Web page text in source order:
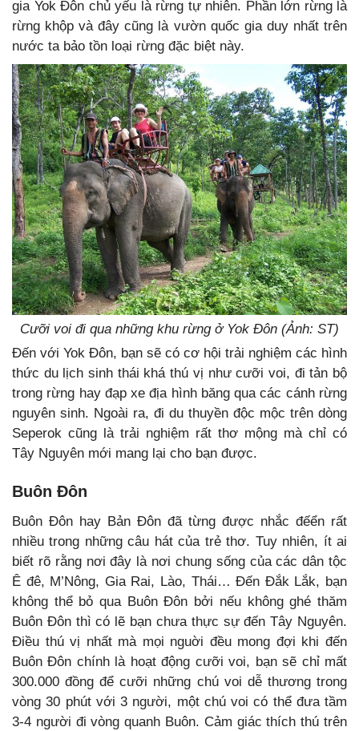
gia Yok Đôn chủ yếu là rừng tự nhiên. Phần lớn rừng là
rừng khộp và đây cũng là vườn quốc gia duy nhất trên
nước ta bảo tồn loại rừng đặc biệt này.
Cưỡi voi đi qua những khu rừng ở Yok Đôn (Ảnh: ST)
Đến với Yok Đôn, bạn sẽ có cơ hội trải nghiệm các hình
thức du lịch sinh thái khá thú vị như cưỡi voi, đi tản bộ
trong rừng hay đạp xe địa hình băng qua các cánh rừng
nguyên sinh. Ngoài ra, đi du thuyền độc mộc trên dòng
Seperok cũng là trải nghiệm rất thơ mộng mà chỉ có
Tây Nguyên mới mang lại cho bạn được.
Buôn Đôn
Buôn Đôn hay Bản Đôn đã từng được nhắc đếển rất
nhiều trong những câu hát của trẻ thơ. Tuy nhiên, ít ai
biết rõ rằng nơi đây là nơi chung sống của các dân tộc
Ê đê, M’Nông, Gia Rai, Lào, Thái… Đến Đắk Lắk, bạn
không thể bỏ qua Buôn Đôn bởi nếu không ghé thăm
Buôn Đôn thì có lẽ bạn chưa thực sự đến Tây Nguyên.
Điều thú vị nhất mà mọi nguời đều mong đợi khi đến
Buôn Đôn chính là hoạt động cưỡi voi, bạn sẽ chỉ mất
300.000 đồng để cưỡi những chú voi dễ thương trong
vòng 30 phút với 3 người, một chú voi có thể đưa tầm
3-4 người đi vòng quanh Buôn. Cảm giác thích thú trên